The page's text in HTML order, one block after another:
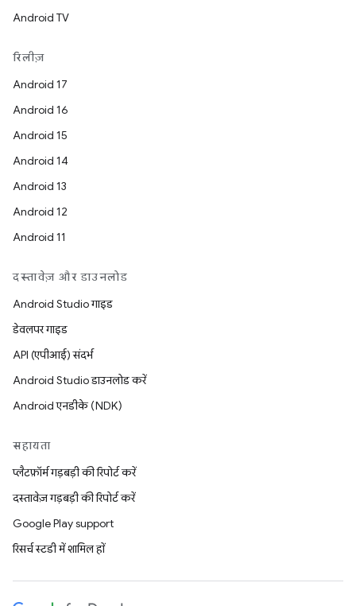
Android TV
रिलीज़
Android 17
Android 16
Android 15
Android 14
Android 13
Android 12
Android 11
दस्तावेज़ और डाउनलोड
Android Studio गाइड
डेवलपर गाइड
API (एपीआई) संदर्भ
Android Studio डाउनलोड करें
Android एनडीके (NDK)
सहायता
प्लैटफ़ॉर्म गड़बड़ी की रिपोर्ट करें
दस्तावेज़ गड़बड़ी की रिपोर्ट करें
Google Play support
रिसर्च स्टडी में शामिल हों